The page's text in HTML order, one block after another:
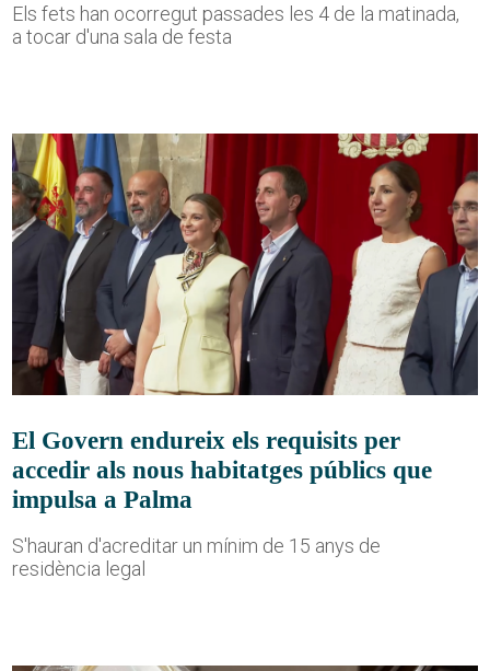
Els fets han ocorregut passades les 4 de la matinada,
a tocar d'una sala de festa
El Govern endureix els requisits per
accedir als nous habitatges públics que
impulsa a Palma
S'hauran d'acreditar un mínim de 15 anys de
residència legal